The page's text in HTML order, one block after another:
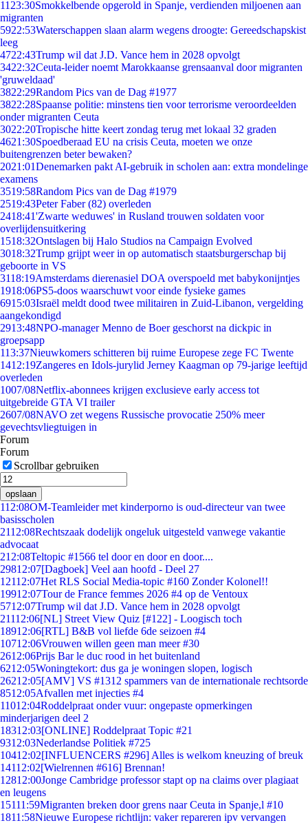
11 23:30Smokkelbende opgerold in Spanje, verdienden miljoenen aan
migranten
5922:53Waterschappen slaan alarm wegens droogte: Gereedschapskist
leeg
4722:43Trump wil dat J.D. Vance hem in 2028 opvolgt
3422:32Ceuta-leider noemt Marokkaanse grensaanval door migranten
'gruweldaad'
3822:29Random Pics van de Dag #1977
3822:28Spaanse politie: minstens tien voor terrorisme veroordeelden
onder migranten Ceuta
3022:20Tropische hitte keert zondag terug met lokaal 32 graden
4621:30Spoedberaad EU na crisis Ceuta, moeten we onze
buitengrenzen beter bewaken?
2021:01Denemarken pakt AI-gebruik in scholen aan: extra mondelinge
examens
3519:58Random Pics van de Dag #1979
2519:43Peter Faber (82) overleden
2418:41'Zwarte weduwes' in Rusland trouwen soldaten voor
overlijdensuitkering
1518:32Ontslagen bij Halo Studios na Campaign Evolved
3018:32Trump grijpt weer in op automatisch staatsburgerschap bij
geboorte in VS
3118:19Amsterdams dierenasiel DOA overspoeld met babykonijntjes
1918:06PS5-doos waarschuwt voor einde fysieke games
6915:03Israël meldt dood twee militairen in Zuid-Libanon, vergelding
aangekondigd
2913:48NPO-manager Menno de Boer geschorst na dickpic in
groepsapp
113:37Nieuwkomers schitteren bij ruime Europese zege FC Twente
1412:19Zangeres en Idols-jurylid Jerney Kaagman op 79-jarige leeftijd
overleden
1007/08Netflix-abonnees krijgen exclusieve early access tot
uitgebreide GTA VI trailer
2607/08NAVO zet wegens Russische provocatie 250% meer
gevechtsvliegtuigen in
Forum
Forum
Scrollbar gebruiken
opslaan
112:08OM-Teamleider met kinderporno is oud-directeur van twee
basisscholen
2112:08Rechtszaak dodelijk ongeluk uitgesteld vanwege vakantie
advocaat
212:08Teltopic #1566 tel door en door en door....
29812:07[Dagboek] Veel aan hoofd - Deel 27
12112:07Het RLS Social Media-topic #160 Zonder Kolonel!!
19912:07Tour de France femmes 2026 #4 op de Ventoux
5712:07Trump wil dat J.D. Vance hem in 2028 opvolgt
21112:06[NL] Street View Quiz [#122] - Loogisch toch
18912:06[RTL] B&B vol liefde 6de seizoen #4
10712:06Vrouwen willen geen man meer #30
2612:06Prijs Bar le duc rood in het buitenland
6212:05Woningtekort: dus ga je woningen slopen, logisch
26212:05[AMV] VS #1312 spammers van de internationale rechtsorde
8512:05Afvallen met injecties #4
11012:04Roddelpraat onder vuur: ongepaste opmerkingen
minderjarigen deel 2
18312:03[ONLINE] Roddelpraat Topic #21
9312:03Nederlandse Politiek #725
10412:02[INFLUENCERS #296] Alles is welkom kneuzing of breuk
14112:02[Wielrennen #616] Brennan!
12812:00Jonge Cambridge professor stapt op na claims over plagiaat
en leugens
15111:59Migranten breken door grens naar Ceuta in Spanje,l #10
1811:58Nieuwe Europese richtlijn: vaker repareren ipv vervangen